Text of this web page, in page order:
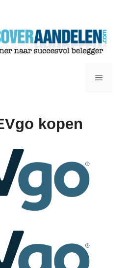
Menu
kopen